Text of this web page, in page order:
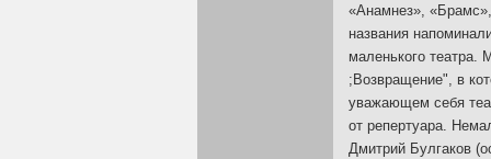
«Анамнез»,
названия
маленького
;Возвращение", в
уважающем себя
от репертуара.
Дмитрий Булгаков